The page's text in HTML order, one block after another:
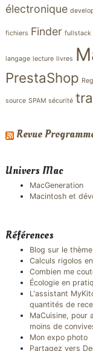
électronique
fichiers Finder fullstack
langage lecture livres
PrestaShop
source SPAM sécurité
Revue
Univers Mac
MacGeneration
Macintosh et
Références
Blog sur le
Calculs rigolos
Combien me
Écologie en
L'assistant
quantités de
MaCuisine, pour
moins de
Mon expo photo
Partagez vers